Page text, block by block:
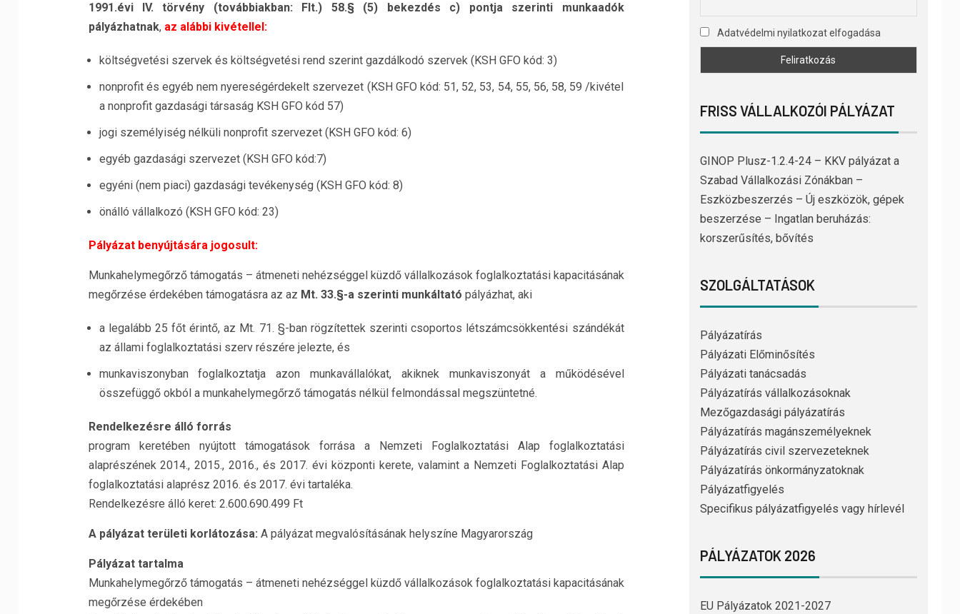
1991.évi IV. törvény (továbbiakban: Flt.) 58.§ (5) bekezdés c) pontja szerinti munkaadók
pályázhatnak, az alábbi kivétellel:
költségvetési szervek és költségvetési rend szerint gazdálkodó szervek (KSH GFO kód: 3)
nonprofit és egyéb nem nyereségérdekelt szervezet (KSH GFO kód: 51, 52, 53, 54, 55, 56, 58, 59 /kivétel
a nonprofit gazdasági társaság KSH GFO kód 57)
jogi személyiség nélküli nonprofit szervezet (KSH GFO kód: 6)
egyéb gazdasági szervezet (KSH GFO kód:7)
egyéni (nem piaci) gazdasági tevékenység (KSH GFO kód: 8)
önálló vállalkozó (KSH GFO kód: 23)
Pályázat benyújtására jogosult:
Munkahelymegőrző támogatás – átmeneti nehézséggel küzdő vállalkozások foglalkoztatási kapacitásának
megőrzése érdekében támogatásra az az Mt. 33.§-a szerinti munkáltató pályázhat, aki
a legalább 25 főt érintő, az Mt. 71. §-ban rögzítettek szerinti csoportos létszámcsökkentési szándékát
az állami foglalkoztatási szerv részére jelezte, és
munkaviszonyban foglalkoztatja azon munkavállalókat, akiknek munkaviszonyát a működésével
összefüggő okból a munkahelymegőrző támogatás nélkül felmondással megszüntetné.
Rendelkezésre álló forrás
program keretében nyújtott támogatások forrása a Nemzeti Foglalkoztatási Alap foglalkoztatási
alaprészének 2014., 2015., 2016., és 2017. évi központi kerete, valamint a Nemzeti Foglalkoztatási Alap
foglalkoztatási alaprész 2016. és 2017. évi tartaléka.
Rendelkezésre álló keret: 2.600.690.499 Ft
A pályázat területi korlátozása: A pályázat megvalósításának helyszíne Magyarország
Pályázat tartalma
Munkahelymegőrző támogatás – átmeneti nehézséggel küzdő vállalkozások foglalkoztatási kapacitásának
megőrzése érdekében
Adatvédelmi nyilatkozat elfogadása
FRISS VÁLLALKOZÓI PÁLYÁZAT
GINOP Plusz-1.2.4-24 – KKV pályázat a
Szabad Vállalkozási Zónákban –
Eszközbeszerzés – Új eszközök, gépek
beszerzése – Ingatlan beruházás:
korszerűsítés, bővítés
SZOLGÁLTATÁSOK
Pályázatírás
Pályázati Előminősítés
Pályázati tanácsadás
Pályázatírás vállalkozásoknak
Mezőgazdasági pályázatírás
Pályázatírás magánszemélyeknek
Pályázatírás civil szervezeteknek
Pályázatírás önkormányzatoknak
Pályázatfigyelés
Specifikus pályázatfigyelés vagy hírlevél
PÁLYÁZATOK 2026
EU Pályázatok 2021-2027